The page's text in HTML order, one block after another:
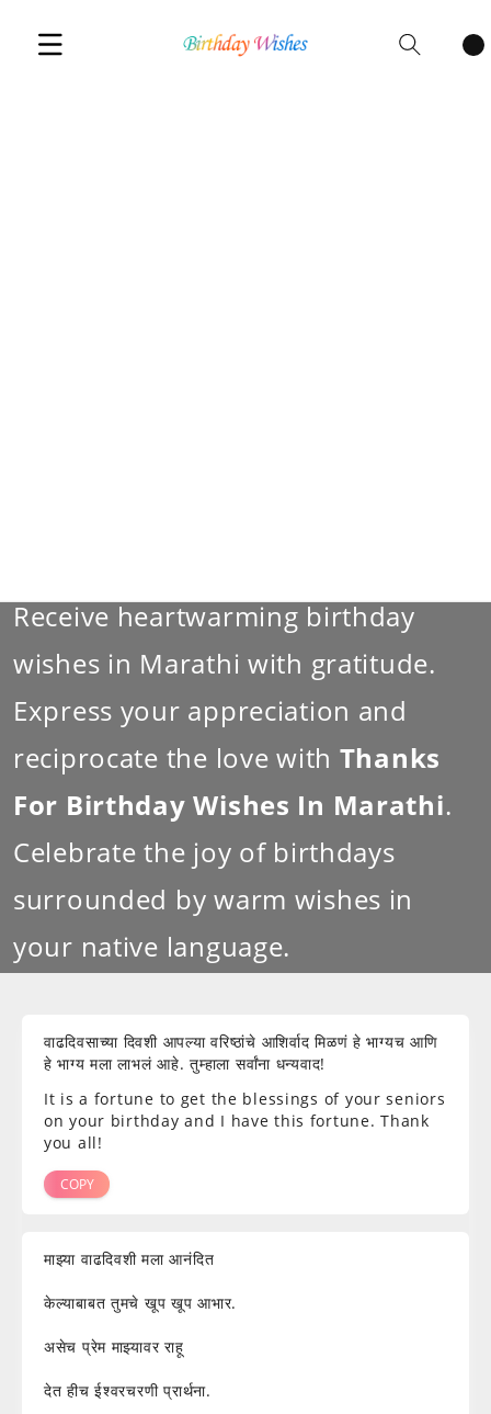
Cartitems
Receive heartwarming birthday
wishes in Marathi with gratitude.
Express your appreciation and
reciprocate the love with Thanks
For Birthday Wishes In Marathi.
Celebrate the joy of birthdays
surrounded by warm wishes in
your native language.
वाढदिवसाच्या दिवशी आपल्या वरिष्ठांचे आशिर्वाद मिळणं हे भाग्यच आणि
हे भाग्य मला लाभलं आहे. तुम्हाला सर्वांना धन्यवाद!
It is a fortune to get the blessings of your seniors
on your birthday and I have this fortune. Thank
you all!
COPY
माझ्या वाढदिवशी मला आनंदित
केल्याबाबत तुमचे खूप खूप आभार.
असेच प्रेम माझ्यावर राहू
देत हीच ईश्वरचरणी प्रार्थना.